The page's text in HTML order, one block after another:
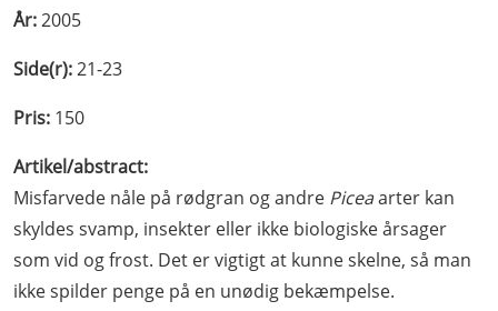
År:2005
Side(r):21-23
Pris: 150
Artikel/abstract:
Misfarvede nåle på rødgran og andre Piceaarter kan
skyldes svamp, insekter eller ikke biologiske årsager
som vid og frost. Det er vigtigt at kunne skelne, så man
ikke spilder penge på en unødig bekæmpelse.